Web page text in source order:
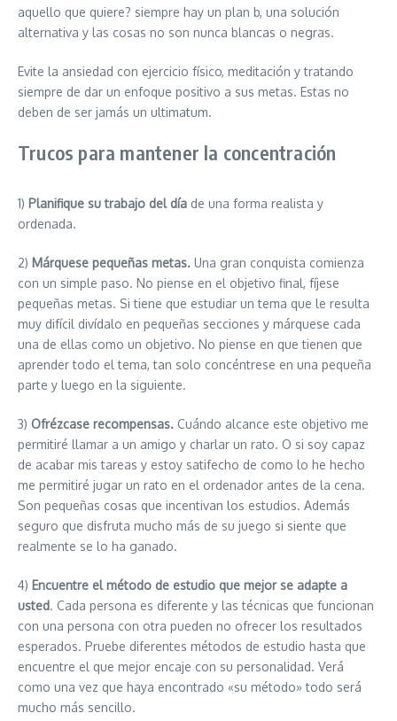
aquello que quiere? siempre hay un plan b, una solución
alternativa y las cosas no son nunca blancas o negras.
Evite la ansiedad con ejercicio físico, meditación y tratando
siempre de dar un enfoque positivo a sus metas. Estas no
deben de ser jamás un ultimatum.
Trucos para mantener la concentración
1) Planifique su trabajo del día de una forma realista y
ordenada.
2) Márquese pequeñas metas. Una gran conquista comienza
con un simple paso. No piense en el objetivo final, fíjese
pequeñas metas. Si tiene que estudiar un tema que le resulta
muy difícil divídalo en pequeñas secciones y márquese cada
una de ellas como un objetivo. No piense en que tienen que
aprender todo el tema, tan solo concéntrese en una pequeña
parte y luego en la siguiente.
3) Ofrézcase recompensas. Cuándo alcance este objetivo me
permitiré llamar a un amigo y charlar un rato. O si soy capaz
de acabar mis tareas y estoy satifecho de como lo he hecho
me permitiré jugar un rato en el ordenador antes de la cena.
Son pequeñas cosas que incentivan los estudios. Además
seguro que disfruta mucho más de su juego si siente que
realmente se lo ha ganado.
4) Encuentre el método de estudio que mejor se adapte a
usted. Cada persona es diferente y las técnicas que funcionan
con una persona con otra pueden no ofrecer los resultados
esperados. Pruebe diferentes métodos de estudio hasta que
encuentre el que mejor encaje con su personalidad. Verá
como una vez que haya encontrado «su método» todo será
mucho más sencillo.